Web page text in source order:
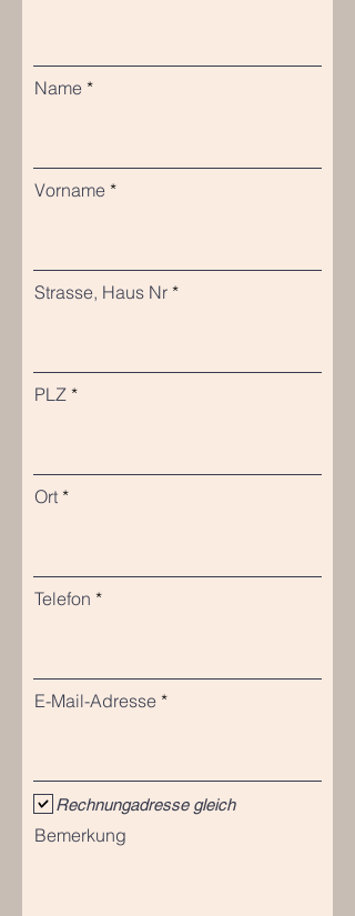
Name
Vorname
Strasse, Haus Nr
PLZ
Ort
Telefon
E-Mail-Adresse
Rechnungadresse gleich
Bemerkung